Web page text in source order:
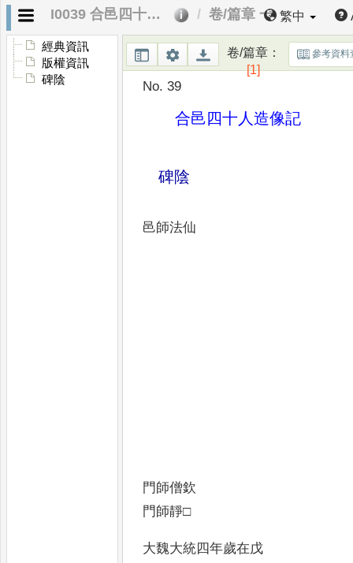
I0039 合邑四十人造像記 卷/篇章 一 繁中
經典資訊
版權資訊
碑陰
卷/篇章：
[1]
參考資料
No. 39
合邑四十人造像記
碑陰
邑師法仙
門師僧欽
門師靜□
大魏大統四年歲在戊